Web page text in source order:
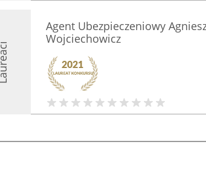
Laureaci
Agent Ubezpieczeniowy
Wojciechowicz